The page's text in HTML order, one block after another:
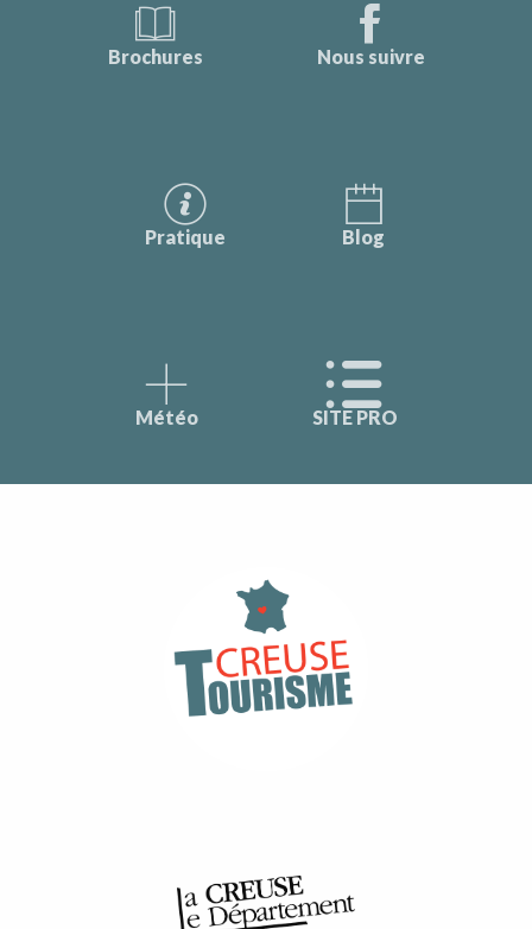
Brochures Nous suivre
Pratique Blog
Météo SITE PRO